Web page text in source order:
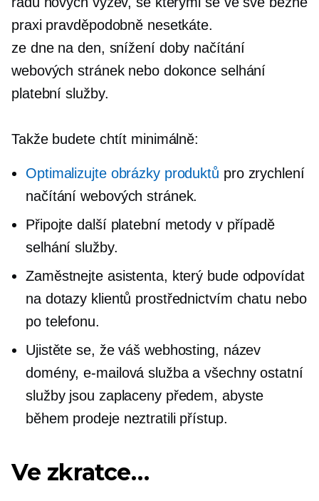
praxi pravděpodobně nesetkáte.
ze dne na den, snížení doby načítání
webových stránek nebo dokonce selhání
platební služby.
Takže budete chtít minimálně:
Optimalizujte obrázky produktů pro zrychlení
načítání webových stránek.
Připojte další platební metody v případě
selhání služby.
Zaměstnejte asistenta, který bude odpovídat
na dotazy klientů prostřednictvím chatu nebo
po telefonu.
Ujistěte se, že váš webhosting, název
domény, e-mailová služba a všechny ostatní
služby jsou zaplaceny předem, abyste
během prodeje neztratili přístup.
Ve zkratce…